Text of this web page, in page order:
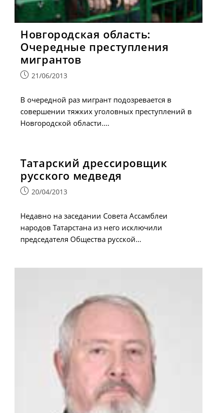
Новгородская область:
Очередные преступления
мигрантов
Запись21/06/2013
В очередной раз мигрант подозревается в
совершении тяжких уголовных преступлений в
Новгородской области.…
Татарский дрессировщик
русского медведя
Запись20/04/2013
Недавно на заседании Совета Ассамблеи
народов Татарстана из него исключили
председателя Общества русской…